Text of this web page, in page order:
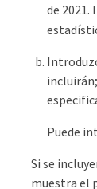
de 2021.
Puede
Si se
muestra el